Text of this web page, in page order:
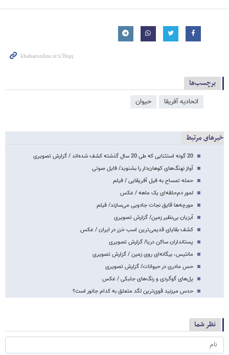
برچسب‌ها
اتحادیه آفریقا حیوان
خبرهای مرتبط
20 گونه استثنایی که طی 20 سال گذشته کشف شده‌اند / گزارش تصویری
آواز نهنگ‌های کوهان‌دار را بشنوید/ فایل صوتی
حمله تمساح به فیل آفریقایی / فیلم
لمور دم‌حلقه‌ای یک ماهه / عکس
مورچه‌ها قایق نجات جادویی می‌سازند/ فیلم
آبزیان بی‌نظیر زمین/ گزارش تصویری
کشف بقایای قدیمی‌ترین اسب خزر در ایران / عکس
پستانداران ساکن دریا/ گزارش تصویری
مانتیس، بیگانه‌ای روی زمین / گزارش تصویری
حس مادری در حیوانات/ گزارش تصویری
پل‌های گوگردی و رنگ‌های جلبکی / عکس
حدس می‎زنید قوی‌ترین لگد متعلق به کدام جانور است؟
نظر شما